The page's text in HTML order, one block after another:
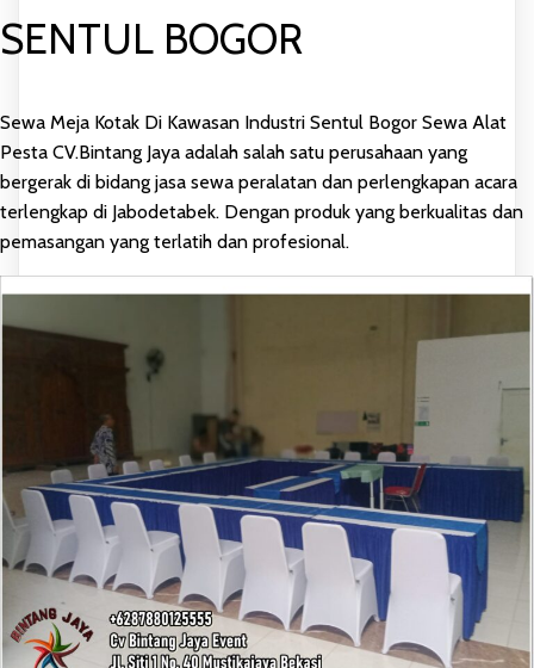
SENTUL BOGOR
Sewa Meja Kotak Di Kawasan Industri Sentul Bogor Sewa Alat
Pesta CV.Bintang Jaya adalah salah satu perusahaan yang
bergerak di bidang jasa sewa peralatan dan perlengkapan acara
terlengkap di Jabodetabek. Dengan produk yang berkualitas dan
pemasangan yang terlatih dan profesional.